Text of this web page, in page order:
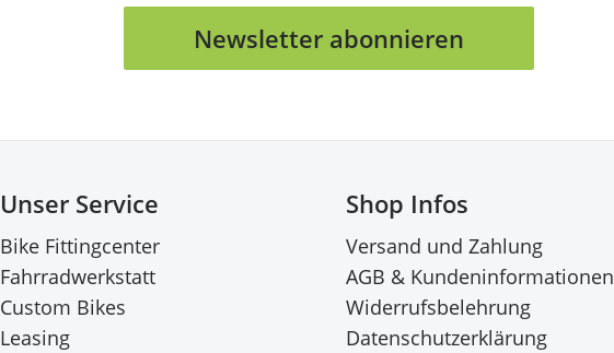
Newsletter abonnieren
Unser Service
Bike Fittingcenter
Fahrradwerkstatt
Custom Bikes
Leasing
Shop Infos
Versand und Zahlung
AGB & Kundeninformationen
Widerrufsbelehrung
Datenschutzerklärung